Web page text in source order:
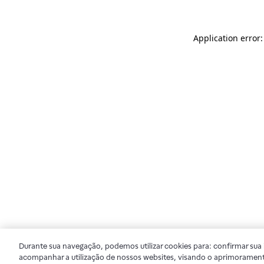
Application
Durante sua navegação, podemos utilizar cookies para: confirmar
acompanhar a utilização de nossos websites, visando o